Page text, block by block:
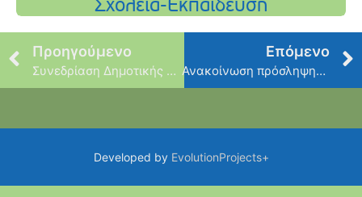
Προηγούμενο
Συνεδρίαση Δημοτικής Επιτροπής – Δευτέρα 25 Μαΐου
Επόμενο
Ανακοίνωση πρόσληψης (12) ατόμων στους Παιδικούς Σταθμούς
Developed by EvolutionProjects+